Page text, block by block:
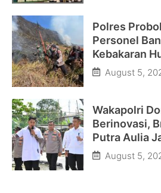
Polres
Personel
Kebakaran
BromoAugust 5,
Wakapolri
Berinovasi,
Putra Aulia
August 5,